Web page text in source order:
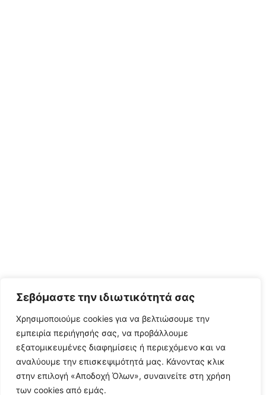
Σεβόμαστε την ιδιωτικότητά σας
Χρησιμοποιούμε cookies για να βελτιώσουμε την
εμπειρία περιήγησής σας, να προβάλλουμε
εξατομικευμένες διαφημίσεις ή περιεχόμενο και να
αναλύουμε την επισκεψιμότητά μας. Κάνοντας κλικ
στην επιλογή «Αποδοχή Όλων», συναινείτε στη χρήση
των cookies από εμάς.